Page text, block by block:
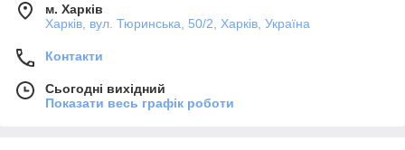
м. Харків
Харків, вул. Тюринська, 50/2, Харків, Україна
Контакти
Сьогодні вихідний
Показати весь графік роботи